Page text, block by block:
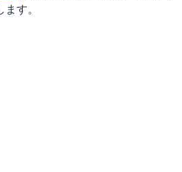
す。